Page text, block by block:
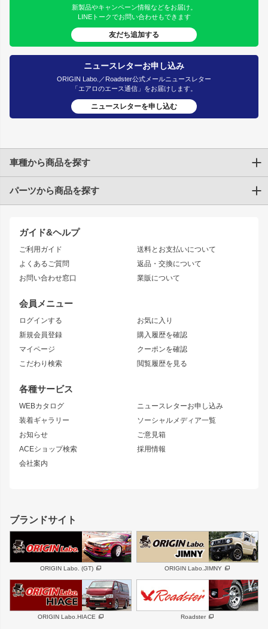
新製品やキャンペーン情報などをお届け。
LINEトークでお問い合わせもできます
友だち追加する
ニュースレターお申し込み
ORIGIN Labo.／Roadster公式メールニュースレター
「エアロのエース通信」をお届けします。
ニュースレターを申し込む
ガイド&ヘルプ
ご利用ガイド
よくあるご質問
お問い合わせ窓口
送料とお支払いについて
返品・交換について
業販について
会員メニュー
ログインする
新規会員登録
マイページ
こだわり検索
お気に入り
購入履歴を確認
クーポンを確認
閲覧履歴を見る
各種サービス
WEBカタログ
装着ギャラリー
お知らせ
ACEショップ検索
会社案内
ニュースレターお申し込み
ソーシャルメディア一覧
ご意見箱
採用情報
車種から商品を探す
トヨタ
JZX90 CHASER
JZX110 MARK II
JZX100 MARK II
JZX90 MARK II
トレノ
マークX
アリスト
ソアラ
アルテッツァ
ニッサン
S15 シルビア
S14 シルビア 後期
S13 シルビア
180SX
シルエイティ
ワンビア
ローレル
セフィーロ
キャラバン
スズキ
GS350
SC
スバル 三菱
デリカ D:5
軽自動車 汎用
パーツから商品を探す
エアロシリーズ
ドリフトライン
風神
雷神
レーシングライン
アタックライン
ストリームライン
リアウイング
ジムニーパーツ
ホイール
MUD-S7
MUD-SR7
まつど家 鉄漢
ボンネット
フェンダー
サイドパーツ
リアゲート
メンテナンスパーツ
ハイエースパーツ
ホイール
DAYTONA-RS
DAYTONA-RS NEO
エアロシリーズ
ブランドサイト
ORIGIN Labo. (GT) ORIGIN Labo.JIMNY
ORIGIN Labo.HIACE Roadster